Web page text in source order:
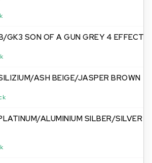
GK3 SON OF A GUN GREY 4 EFFECT
ASH BEIGE/JASPER BROWN
ALUMINIUM SILBER/SILVER